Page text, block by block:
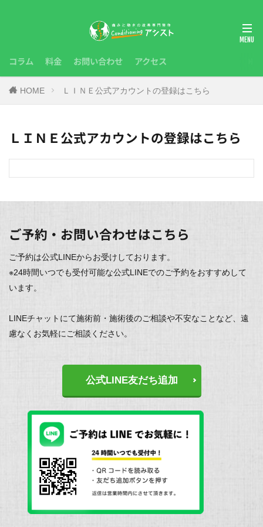
コラム 料金 お問い合わせ アクセス
HOME ＬＩＮＥ公式アカウントの登録はこちら
ＬＩＮＥ公式アカウントの登録はこちら
ご予約・お問い合わせはこちら
ご予約は公式LINEからお受けしております。
※24時間いつでも受付可能な公式LINEでのご予約をおすすめして
います。
LINEチャットにて施術前・施術後のご相談や不安なことなど、遠
慮なくお気軽にご相談ください。
公式LINE友だち追加